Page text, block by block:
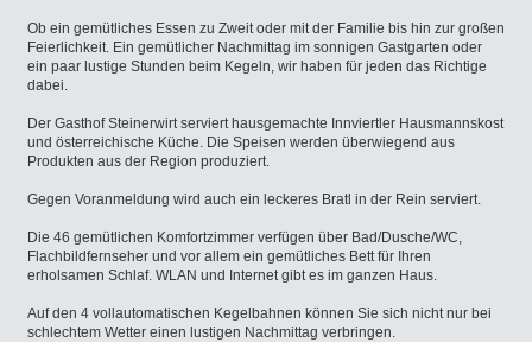
Ob ein gemütliches Essen zu Zweit oder mit der Familie bis hin zur großen
Feierlichkeit. Ein gemütlicher Nachmittag im sonnigen Gastgarten oder
ein paar lustige Stunden beim Kegeln, wir haben für jeden das Richtige
dabei.
Der Gasthof Steinerwirt serviert hausgemachte Innviertler Hausmannskost
und österreichische Küche. Die Speisen werden überwiegend aus
Produkten aus der Region produziert.
Gegen Voranmeldung wird auch ein leckeres Bratl in der Rein serviert.
Die 46 gemütlichen Komfortzimmer verfügen über Bad/Dusche/WC,
Flachbildfernseher und vor allem ein gemütliches Bett für Ihren
erholsamen Schlaf. WLAN und Internet gibt es im ganzen Haus.
Auf den 4 vollautomatischen Kegelbahnen können Sie sich nicht nur bei
schlechtem Wetter einen lustigen Nachmittag verbringen.